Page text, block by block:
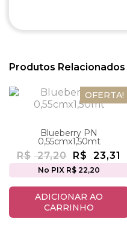
Produtos Relacionados
OFERTA!
Blueberry PN
0,55cmx1,50mt
R$ 27,20 R$ 23,31
No PIX R$ 22,20
ADICIONAR AO
CARRINHO